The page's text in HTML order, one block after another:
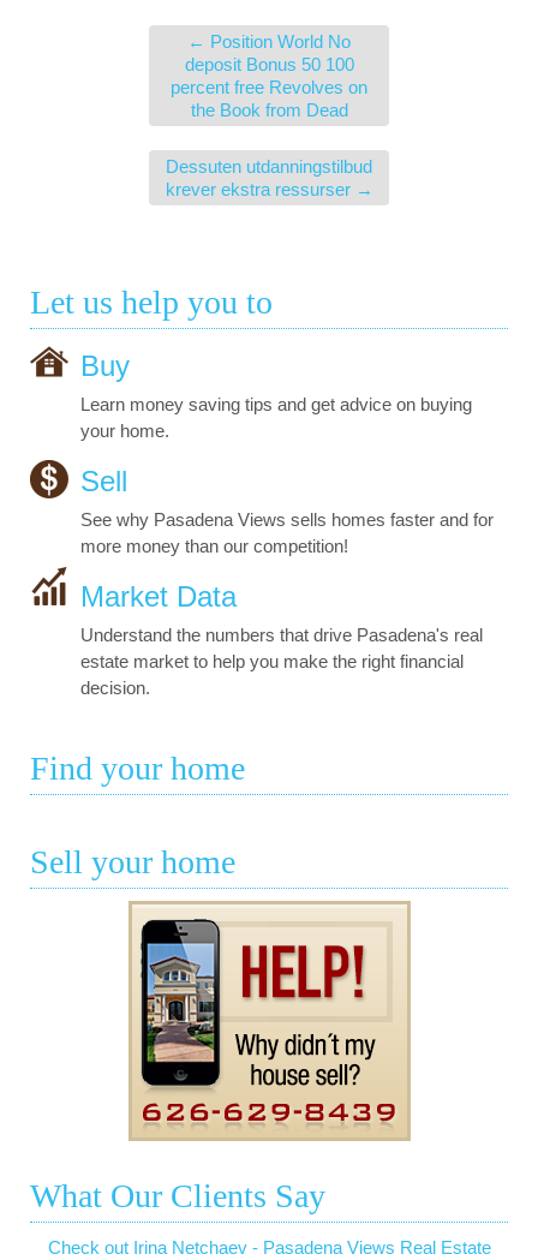
← Position World No
deposit Bonus 50 100
percent free Revolves on
the Book from Dead
Dessuten utdanningstilbud
krever ekstra ressurser →
Let us help you to
Buy
Learn money saving tips and get advice on buying
your home.
Sell
See why Pasadena Views sells homes faster and for
more money than our competition!
Market Data
Understand the numbers that drive Pasadena's real
estate market to help you make the right financial
decision.
Find your home
Sell your home
What Our Clients Say
Check out Irina Netchaev - Pasadena Views Real Estate